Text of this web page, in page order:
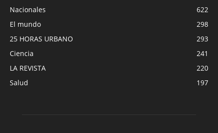
Nacionales
622
El mundo
298
25 HORAS URBANO
293
Ciencia
241
LA REVISTA
220
Salud
197